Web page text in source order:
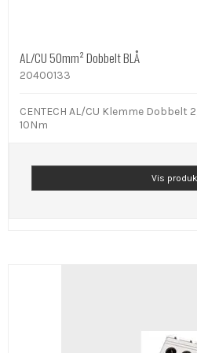
AL/CU 50mm² Dobbelt BLÅ
20400133
CENTECH AL/CU Klemme Dobbelt
10Nm
Vis